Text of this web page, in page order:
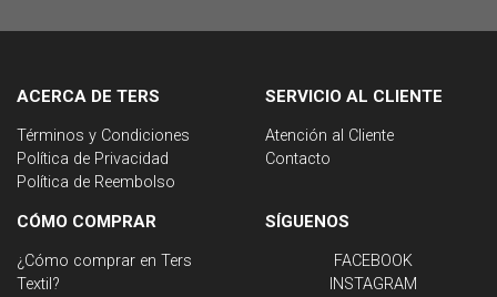
ACERCA DE TERS
Términos y Condiciones
Política de Privacidad
Política de Reembolso
SERVICIO AL CLIENTE
Atención al Cliente
Contacto
CÓMO COMPRAR
¿Cómo comprar en Ters
Textil?
SÍGUENOS
FACEBOOK
INSTAGRAM